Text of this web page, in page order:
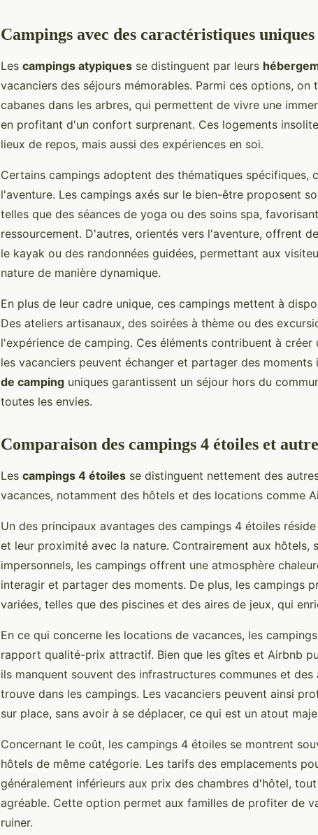
Campings avec des caractéristiques uniques
Les campings atypiques se distinguent par leurs
vacanciers des séjours mémorables. Parmi ces options,
cabanes dans les arbres, qui permettent de vivre une
en profitant d'un confort surprenant. Ces logements
lieux de repos, mais aussi des expériences en soi.
Certains campings adoptent des thématiques spécifiques,
l'aventure. Les campings axés sur le bien-être proposent
telles que des séances de yoga ou des soins spa,
ressourcement. D'autres, orientés vers l'aventure, offrent
le kayak ou des randonnées guidées, permettant aux
nature de manière dynamique.
En plus de leur cadre unique, ces campings mettent à
Des ateliers artisanaux, des soirées à thème ou des
l'expérience de camping. Ces éléments contribuent à créer
les vacanciers peuvent échanger et partager des moments
de camping uniques garantissent un séjour hors du
toutes les envies.
Comparaison des campings 4 étoiles et
Les campings 4 étoiles se distinguent nettement des
vacances, notamment des hôtels et des locations comme
Un des principaux avantages des campings 4 étoiles
et leur proximité avec la nature. Contrairement aux hôtels,
impersonnels, les campings offrent une atmosphère
interagir et partager des moments. De plus, les campings
variées, telles que des piscines et des aires de jeux, qui
En ce qui concerne les locations de vacances, les
rapport qualité-prix attractif. Bien que les gîtes et Airbnb
ils manquent souvent des infrastructures communes et
trouve dans les campings. Les vacanciers peuvent ainsi
sur place, sans avoir à se déplacer, ce qui est un atout
Concernant le coût, les campings 4 étoiles se montrent
hôtels de même catégorie. Les tarifs des emplacements
généralement inférieurs aux prix des chambres d'hôtel,
agréable. Cette option permet aux familles de profiter de
ruiner.